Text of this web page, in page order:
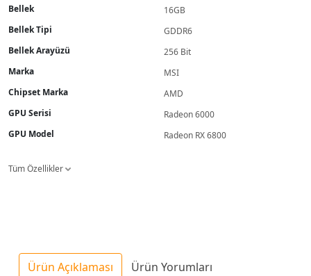
Bellek
16GB
Bellek Tipi
GDDR6
Bellek Arayüzü
256 Bit
Marka
MSI
Chipset Marka
AMD
GPU Serisi
Radeon 6000
GPU Model
Radeon RX 6800
Tüm Özellikler
Ürün Açıklaması Ürün Yorumları